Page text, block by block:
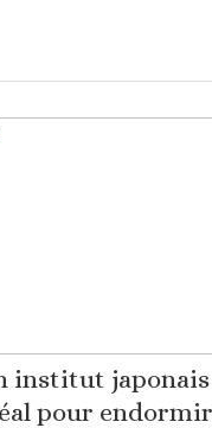
institut japonais
pour